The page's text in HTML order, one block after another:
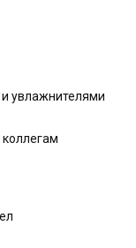
увлажнителями